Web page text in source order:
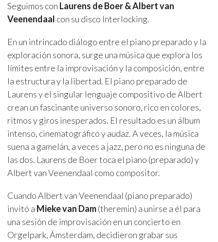
Seguimos con Laurens de Boer & Albert van
Veenendaal con su disco Interlocking.
En un intrincado diálogo entre el piano preparado y la
exploración sonora, surge una música que explora los
límites entre la improvisación y la composición, entre
la estructura y la libertad. El piano preparado de
Laurens y el singular lenguaje compositivo de Albert
crean un fascinante universo sonoro, rico en colores,
ritmos y giros inesperados. El resultado es un álbum
intenso, cinematográfico y audaz. A veces, la música
suena a gamelán, a veces a jazz, pero no es ninguna de
las dos. Laurens de Boer toca el piano (preparado) y
Albert van Veenendaal como compositor.
Cuando Albert van Veenendaal (piano preparado)
invitó a Mieke van Dam(theremin) a unirse a él para
una sesión de improvisación en un concierto en
Orgelpark, Ámsterdam, decidieron grabar sus